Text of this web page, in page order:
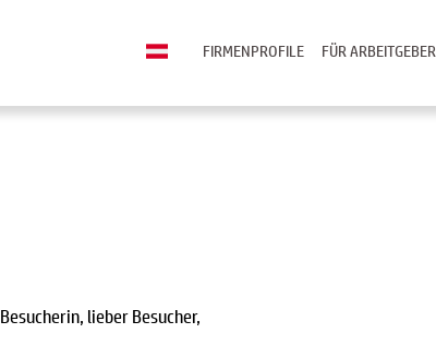
FÜR ARBEITGEBER
FIRMENPROFILE
lieber Besucher,